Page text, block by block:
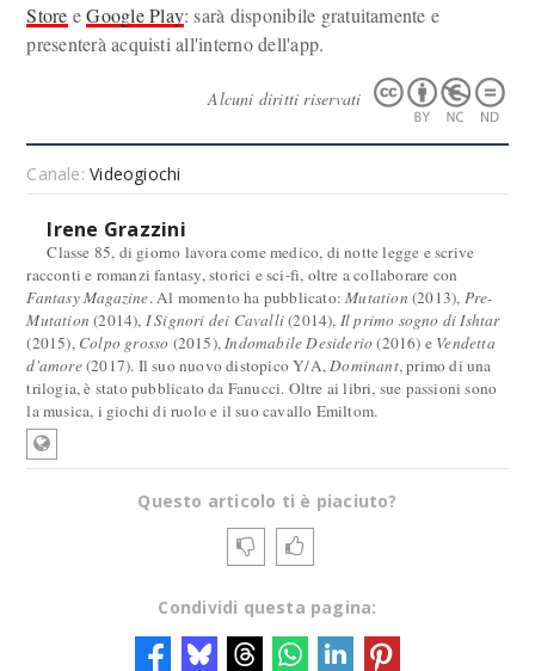
Store eGoogle Play: sarà disponibile gratuitamente e
presenterà acquisti all'interno dell'app.
Alcuni diritti riservati
Canale:Videogiochi
Irene Grazzini
Classe 85, di giorno lavora come medico, di notte legge e scrive
racconti e romanzi fantasy, storici e sci-fi, oltre a collaborare con
Fantasy Magazine. Al momento ha pubblicato:Mutation (2013), Pre-
Mutation (2014), I Signori dei Cavalli(2014), Il primo sogno di Ishtar
(2015), Colpo grosso (2015),Indomabile Desiderio (2016) e Vendetta
d'amore(2017). Il suo nuovo distopico Y/A,Dominant, primo di una
trilogia, è stato pubblicato da Fanucci. Oltre ai libri, sue passioni sono
la musica, i giochi di ruolo e il suo cavallo Emiltom.
Questo articolo ti è piaciuto?
Condividi questa pagina: